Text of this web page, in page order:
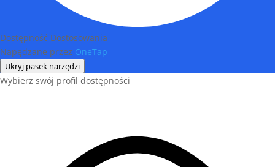
Dostępność Dostosowania
Napędzane przez OneTap
Ukryj pasek narzędzi
Wybierz swój profil dostępności